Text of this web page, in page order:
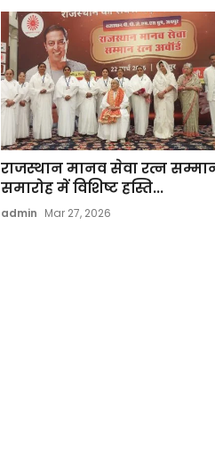
राजस्थान मानव सेवा रत्न
समारोह में विशिष्ट हस्ति...
admin Mar 27, 2026